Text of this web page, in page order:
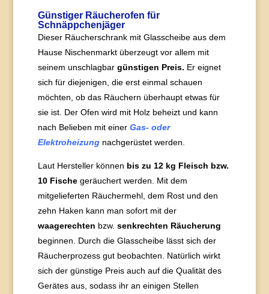
Günstiger Räucherofen für
Schnäppchenjäger
Dieser Räucherschrank mit Glasscheibe aus dem
Hause Nischenmarkt überzeugt vor allem mit
seinem unschlagbar günstigen Preis. Er eignet
sich für diejenigen, die erst einmal schauen
möchten, ob das Räuchern überhaupt etwas für
sie ist. Der Ofen wird mit Holz beheizt und kann
nach Belieben mit einer Gas- oder
Elektroheizung nachgerüstet werden.
Laut Hersteller können bis zu 12 kg Fleisch bzw.
10 Fischegeräuchert werden. Mit dem
mitgelieferten Räuchermehl, dem Rost und den
zehn Haken kann man sofort mit der
waagerechten bzw. senkrechten Räucherung
beginnen. Durch die Glasscheibe lässt sich der
Räucherprozess gut beobachten. Natürlich wirkt
sich der günstige Preis auch auf die Qualität des
Gerätes aus, sodass ihr an einigen Stellen